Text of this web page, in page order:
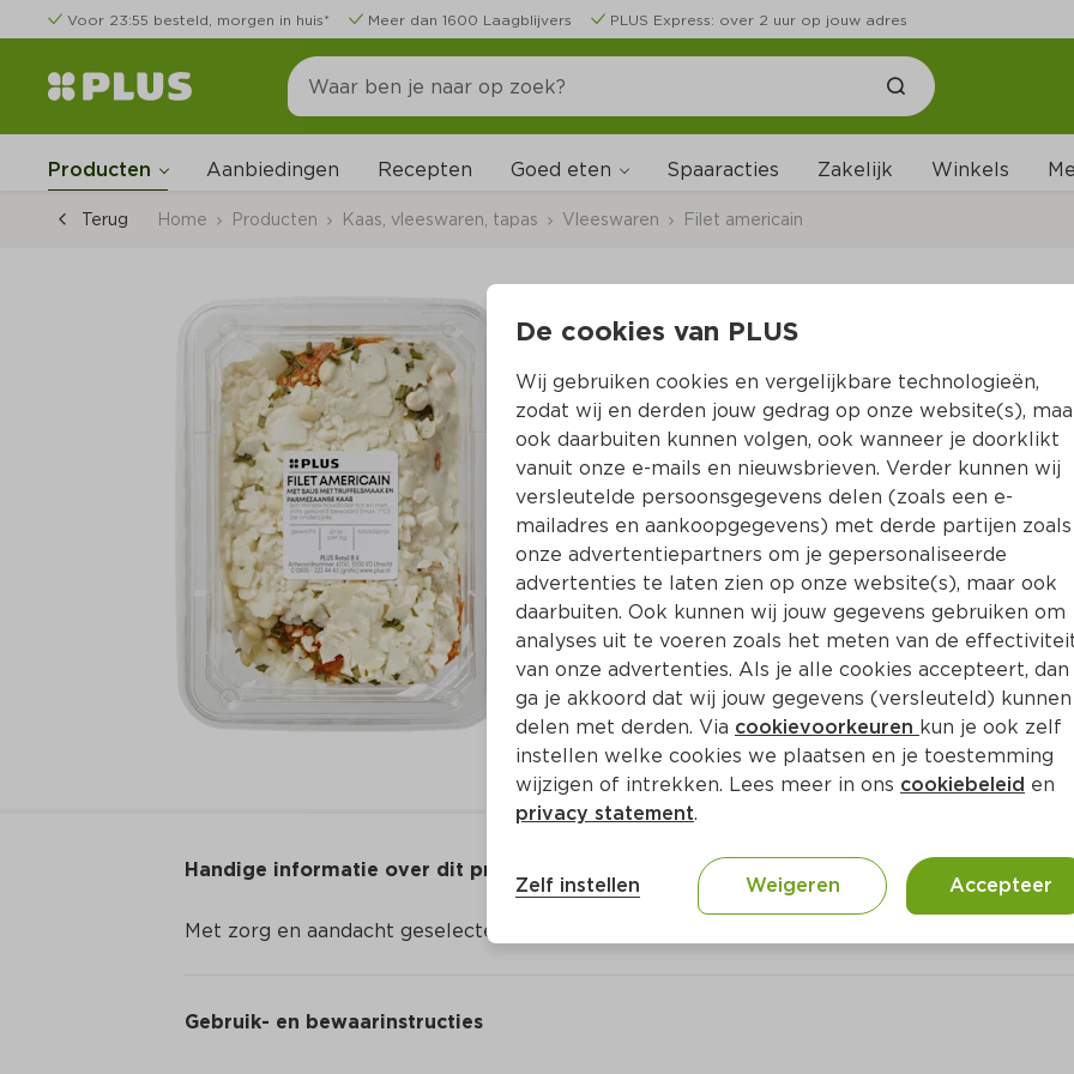
Voor 23:55 besteld, morgen in huis* Meer dan 1600 Laagblijvers PLUS Express: over 2 uur op jouw adres
Producten Aanbiedingen Recepten Goed eten Spaaracties Zakelijk Winkels
Terug Home Producten Kaas, vleeswaren, tapas Vleeswaren Filet americain
PLUS Filet
Per Bakje 150 g  (per kilo €21.27)
3.19
Toevoegen
Handige informatie over dit product
Met zorg en aandacht geselecteerd
Gebruik- en bewaarinstructies
De cookies van PLUS
Wij gebruiken cookies en vergelijkbare technologieën,
zodat wij en derden jouw gedrag op onze website(s),
ook daarbuiten kunnen volgen, ook wanneer je doorklikt
vanuit onze e-mails en nieuwsbrieven. Verder kunnen wij
versleutelde persoonsgegevens delen (zoals een e-
mailadres en aankoopgegevens) met derde partijen zoals
onze advertentiepartners om je gepersonaliseerde
advertenties te laten zien op onze website(s), maar ook
daarbuiten. Ook kunnen wij jouw gegevens gebruiken om
analyses uit te voeren zoals het meten van de
van onze advertenties. Als je alle cookies accepteert, dan
ga je akkoord dat wij jouw gegevens (versleuteld) kunnen
delen met derden. Via cookievoorkeuren kun je ook zelf
instellen welke cookies we plaatsen en je toestemming
wijzigen of intrekken. Lees meer in ons cookiebeleid en
privacy statement.
Zelf instellen Weigeren Accepteer